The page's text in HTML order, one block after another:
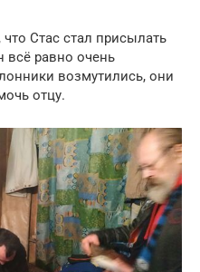
Стас стал присылать
всё равно очень
возмутились, они
отцу.